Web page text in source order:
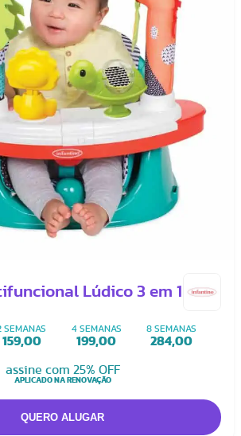
Lúdico 3 em 1
SEMANAS
159,00
4 SEMANAS
199,00
8 SEMANAS
284,00
assine com 25% OFF
APLICADO NA RENOVAÇÃO